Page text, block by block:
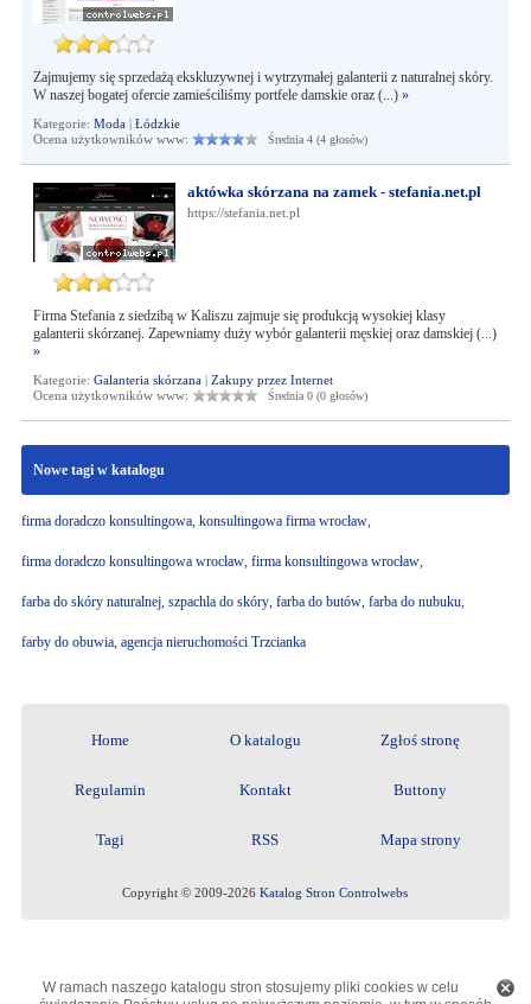
Zajmujemy się sprzedażą ekskluzywnej i wytrzymałej galanterii z naturalnej skóry.
W naszej bogatej ofercie zamieściliśmy portfele damskie oraz (...) »
Kategorie: Moda| Łódzkie
Ocena użytkowników www:
Średnia 4 (4 głosów)
aktówka skórzana na zamek - stefania.net.pl
https://stefania.net.pl
Firma Stefania z siedzibą w Kaliszu zajmuje się produkcją wysokiej klasy
galanterii skórzanej. Zapewniamy duży wybór galanterii męskiej oraz damskiej (...)
»
Kategorie: Galanteria skórzana| Zakupy przez Internet
Ocena użytkowników www:
Średnia 0 (0 głosów)
Nowe tagi w katalogu
firma doradczo konsultingowa, konsultingowa firma wrocław,
firma doradczo konsultingowa wrocław, firma konsultingowa wrocław,
farba do skóry naturalnej, szpachla do skóry, farba do butów, farba do nubuku,
farby do obuwia, agencja nieruchomości Trzcianka
Home O katalogu Zgłoś stronę
Regulamin Kontakt Buttony
Tagi RSS Mapa strony
Copyright © 2009-2026Katalog Stron Controlwebs
W ramach naszego katalogu stron stosujemy pliki cookies w celu